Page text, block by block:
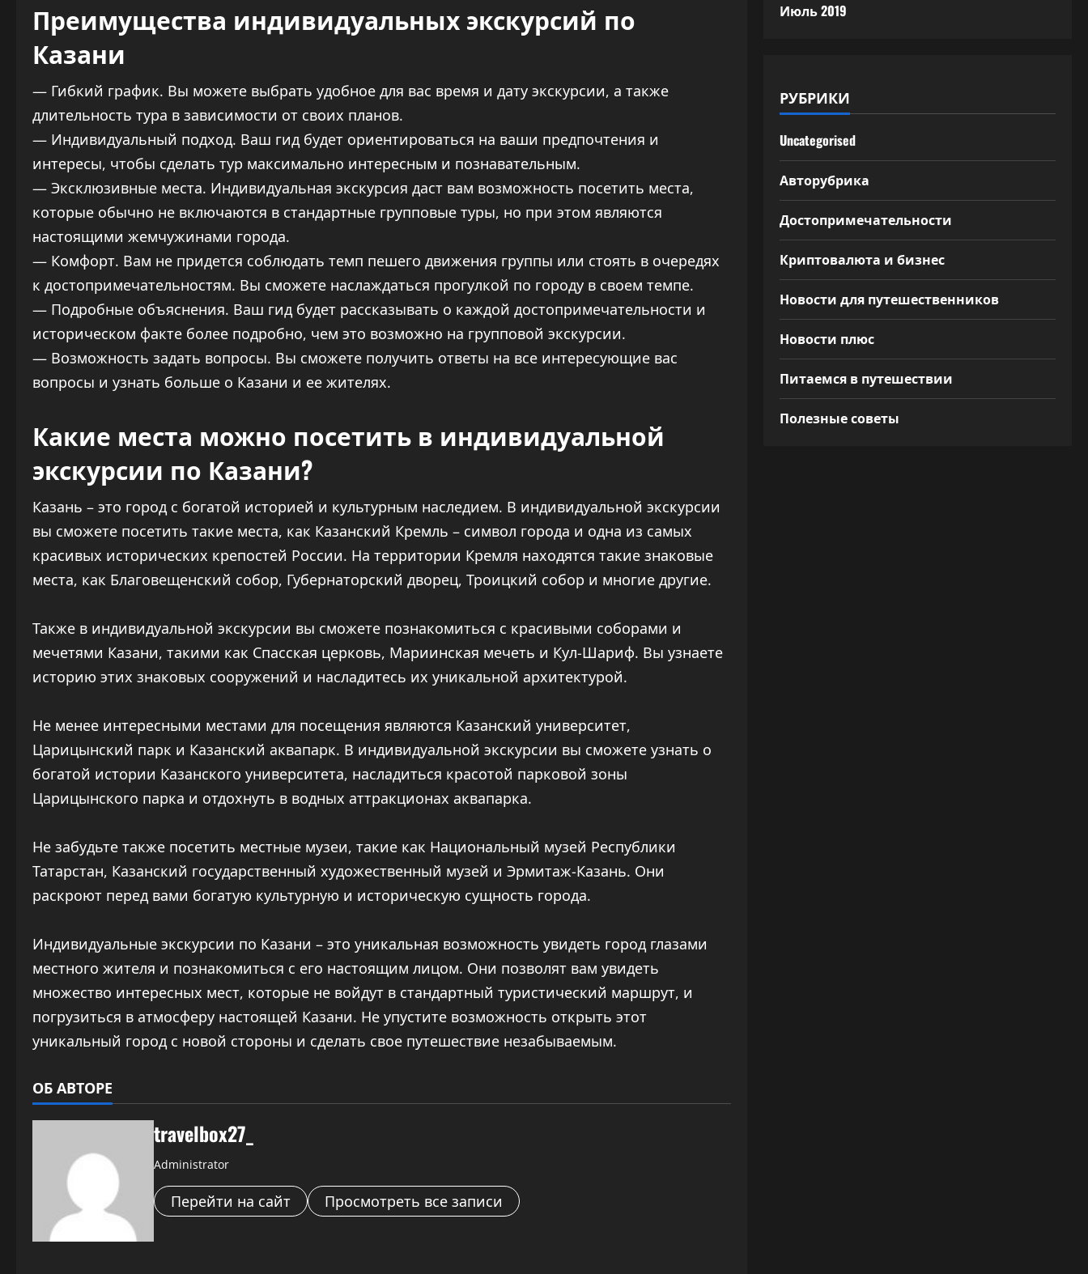
Преимущества индивидуальных экскурсий по
Казани
— Гибкий график. Вы можете выбрать удобное для вас время и дату экскурсии, а также
длительность тура в зависимости от своих планов.
— Индивидуальный подход. Ваш гид будет ориентироваться на ваши предпочтения и
интересы, чтобы сделать тур максимально интересным и познавательным.
— Эксклюзивные места. Индивидуальная экскурсия даст вам возможность посетить места,
которые обычно не включаются в стандартные групповые туры, но при этом являются
настоящими жемчужинами города.
— Комфорт. Вам не придется соблюдать темп пешего движения группы или стоять в очередях
к достопримечательностям. Вы сможете наслаждаться прогулкой по городу в своем темпе.
— Подробные объяснения. Ваш гид будет рассказывать о каждой достопримечательности и
историческом факте более подробно, чем это возможно на групповой экскурсии.
— Возможность задать вопросы. Вы сможете получить ответы на все интересующие вас
вопросы и узнать больше о Казани и ее жителях.
Какие места можно посетить в индивидуальной
экскурсии по Казани?
Казань – это город с богатой историей и культурным наследием. В индивидуальной экскурсии
вы сможете посетить такие места, как Казанский Кремль – символ города и одна из самых
красивых исторических крепостей России. На территории Кремля находятся такие знаковые
места, как Благовещенский собор, Губернаторский дворец, Троицкий собор и многие другие.
Также в индивидуальной экскурсии вы сможете познакомиться с красивыми соборами и
мечетями Казани, такими как Спасская церковь, Мариинская мечеть и Кул-Шариф. Вы узнаете
историю этих знаковых сооружений и насладитесь их уникальной архитектурой.
Не менее интересными местами для посещения являются Казанский университет,
Царицынский парк и Казанский аквапарк. В индивидуальной экскурсии вы сможете узнать о
богатой истории Казанского университета, насладиться красотой парковой зоны
Царицынского парка и отдохнуть в водных аттракционах аквапарка.
Не забудьте также посетить местные музеи, такие как Национальный музей Республики
Татарстан, Казанский государственный художественный музей и Эрмитаж-Казань. Они
раскроют перед вами богатую культурную и историческую сущность города.
Индивидуальные экскурсии по Казани – это уникальная возможность увидеть город глазами
местного жителя и познакомиться с его настоящим лицом. Они позволят вам увидеть
множество интересных мест, которые не войдут в стандартный туристический маршрут, и
погрузиться в атмосферу настоящей Казани. Не упустите возможность открыть этот
уникальный город с новой стороны и сделать свое путешествие незабываемым.
ОБ АВТОРЕ
travelbox27_
Administrator
Перейти на сайт Просмотреть все записи
Июль 2019
РУБРИКИ
Uncategorised
Авторубрика
Достопримечательности
Криптовалюта и бизнес
Новости для путешественников
Новости плюс
Питаемся в путешествии
Полезные советы